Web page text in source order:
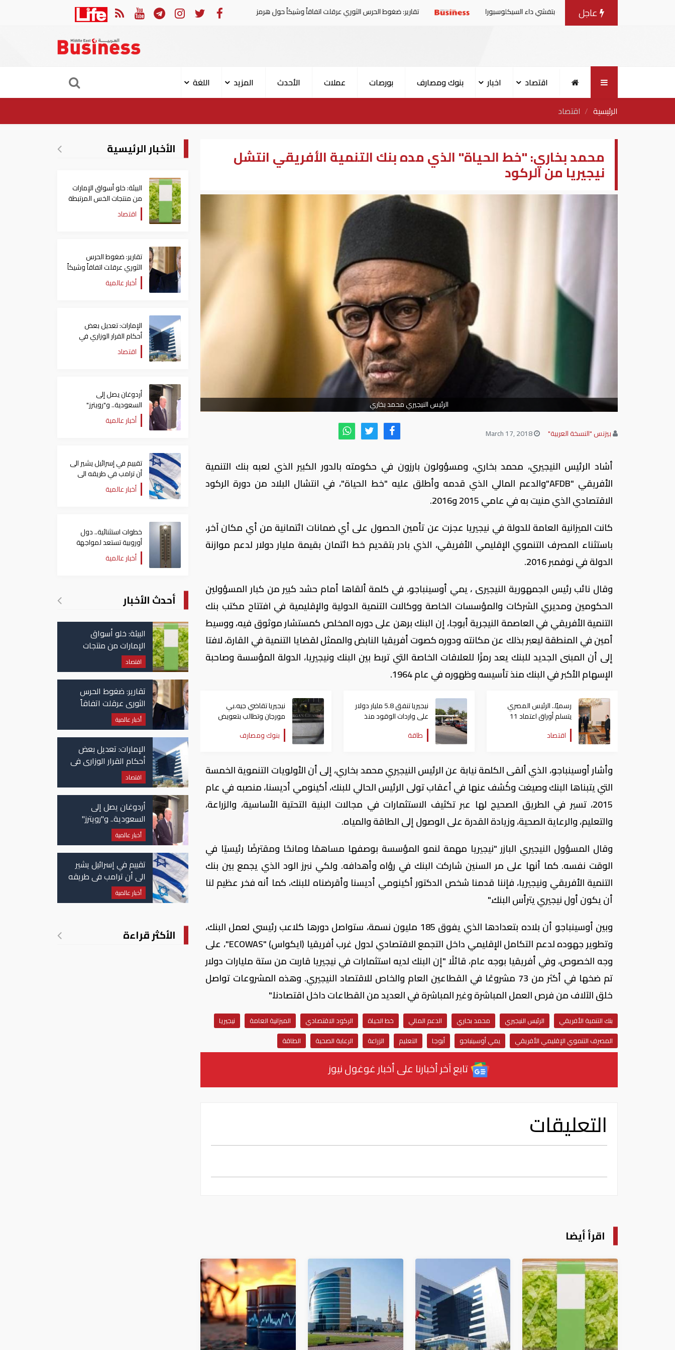
عاجل
منتجات الخس المرتبطة بتفشي داء السيكلوسبورا تقارير: ضغوط الحرس الثوري عرقلت اتفاقاً وشيكاً حول هرمز الإمارات: تعديل بعض أحكام القرار الوزاري في شأن الضريبة على الشركات والأعمال
اقتصاد اخبار بنوك ومصارف بورصات عملات الأحدث المزيد
اللغة
الرئيسية
اقتصاد
محمد بخاري: "خط الحياة" الذي مده بنك التنمية الأفريقي انتشل
نيجيريا من الركود
الرئيس النيجيري محمد بخاري
بيزنس "النسخة العربية"
أشاد الرئيس النيجيري، محمد بخاري، ومسؤولون بارزون في حكومته بالدور الكبير الذي لعبه بنك التنمية
الأفريقي "AFDB"والدعم المالي الذي قدمه وأطلق عليه "خط الحياة"، في انتشال البلاد من دورة الركود
الاقتصادي الذي منيت به في عامي 2015 و2016.
كانت الميزانية العامة للدولة في نيجيريا عجزت عن تأمين الحصول على أي ضمانات ائتمانية من أي مكان آخر،
باستثناء المصرف التنموي الإقليمي الأفريقي، الذي بادر بتقديم خط ائتمان بقيمة مليار دولار لدعم موازنة
الدولة في نوفمبر 2016.
وقال نائب رئيس الجمهورية النيجيرى ، يمي أوسينباجو، في كلمة ألقاها أمام حشد كبير من كبار المسؤولين
الحكومين ومديري الشركات والمؤسسات الخاصة ووكالات التنمية الدولية والإقليمية في افتتاح مكتب بنك
التنمية الأفريقي في العاصمة النيجرية أبوجا، إن البنك برهن على دوره المخلص كمستشار موثوق فيه، ووسيط
أمين في المنطقة ليعبر بذلك عن مكانته ودوره كصوت أفريقيا النابض والممثل لقضايا التنمية في القارة، لافتا
إلى أن المبنى الجديد للبنك يعد رمزًا للعلاقات الخاصة التي تربط بين البنك ونيجيريا، الدولة المؤسسة وصاحبة
الإسهام الأكبر في البنك منذ تأسيسه وظهوره في عام 1964.
رسميًا.. الرئيس المصري
يتسلم أوراق اعتماد 11
سفيرا بينهم فلسطين وليبيا
ونيجيريا وأوغندا
اقتصاد
نيجيريا تنفق 5.8 مليار دولار
على واردات الوقود منذ
أواخر 2017
طاقة
نيجيريا تقاضي جيه.بي
مورجان وتطالب بتعويض
875 مليون دولار
بنوك ومصارف
وأشار أوسينباجو، الذي ألقى الكلمة نيابة عن الرئيس النيجيري محمد بخاري، إلى أن الأولويات التنموية الخمسة
التي يتبناها البنك وصيغت وكُشف عنها في أعقاب تولى الرئيس الحالي للبنك، أكينومي أديسنا، منصبه في عام
2015، تسير في الطريق الصحيح لها عبر تكثيف الاستثمارات في مجالات البنية التحتية الأساسية، والزراعة،
والتعليم، والرعاية الصحية، وزيادة القدرة على الوصول إلى الطاقة والمياه.
وقال المسؤول النيجيري البازر "نيجيريا مهمة لنمو المؤسسة بوصفها مساهمًا ومانحًا ومقترضًا رئيسيًا في
الوقت نفسه. كما أنها على مر السنين شاركت البنك في رؤاه وأهدافه. ولكي نبرز الود الذي يجمع بين بنك
التنمية الأفريقي ونيجيريا، فإننا قدمنا شخص الدكتور أكينومي أديسنا وأقرضناه للبنك، كما أنه فخر عظيم لنا
أن يكون أول نيجيري يترأس البنك."
وبين أوسينباجو أن بلاده بتعدادها الذي يفوق 185 مليون نسمة، ستواصل دورها كلاعب رئيسي لعمل البنك،
وتطوير جهوده لدعم التكامل الإقليمي داخل التجمع الاقتصادي لدول غرب أفريقيا (ايكواس) "ECOWAS"، على
وجه الخصوص، وفي أفريقيا بوجه عام، قائلًا "إن البنك لديه استثمارات في نيجيريا قاربت من ستة مليارات دولار
تم ضخها في أكثر من 73 مشروعًا في القطاعين العام والخاص للاقتصاد النيجيري. وهذه المشروعات تواصل
خلق الآلاف من فرص العمل المباشرة وغير المباشرة في العديد من القطاعات داخل اقتصادنا."
بنك التنمية الأفريقي الرئيس النيجيري محمد بخاري الدعم المالي خط الحياة الركود الاقتصادي الميزانية العامة
نيجيريا
المصرف التنموي الإقليمي الأفريقي
يمي أوسينباجو أبوجا التعليم الزراعة الرعاية الصحية الطاقة
تابع آخر أخبارنا على أخبار غوغول نيوز
التعليقات
اقرأ أيضا
الأخبار الرئيسية
البيئة: خلو أسواق الإمارات
من منتجات الخس المرتبطة
بتفشي داء السيكلوسبورا
اقتصاد
تقارير: ضغوط الحرس
الثوري عرقلت اتفاقاً وشيكاً
حول هرمز
أخبار عالمية
الإمارات: تعديل بعض
أحكام القرار الوزاري في
شأن الضريبة على الشركات
والأعمال
اقتصاد
أردوغان يصل إلى
السعودية.. و"رويترز"
تكشف تفاصيل الاتفاق
المرتقب
أخبار عالمية
تقييم في إسرائيل يشير الى
أن ترامب في طريقه الى
إبرام اتفاق مع إيران
أخبار عالمية
خطوات استثنائية.. دول
أوروبية تستعد لمواجهة
موجة حر غير مسبوقة
أخبار عالمية
أحدث الأخبار
البيئة: خلو أسواق
الإمارات من منتجات
الخس المرتبطة بتفشي
داء السيكلوسبورا
اقتصاد
تقارير: ضغوط الحرس
الثوري عرقلت اتفاقاً
وشيكاً حول هرمز
أخبار عالمية
الإمارات: تعديل بعض
أحكام القرار الوزاري في
شأن الضريبة على
الشركات والأعمال
اقتصاد
أردوغان يصل إلى
السعودية.. و"رويترز"
تكشف تفاصيل الاتفاق
المرتقب
أخبار عالمية
تقييم في إسرائيل يشير
الى أن ترامب في طريقه
الى إبرام اتفاق مع إيران
أخبار عالمية
الأكثر قراءة